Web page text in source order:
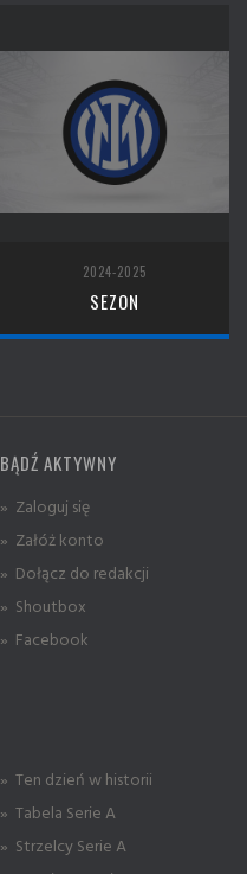
2024-2025
SEZON
BĄDŹ AKTYWNY
» Zaloguj się
» Załóż konto
» Dołącz do redakcji
» Shoutbox
» Facebook
» Ten dzień w historii
» Tabela Serie A
» Strzelcy Serie A